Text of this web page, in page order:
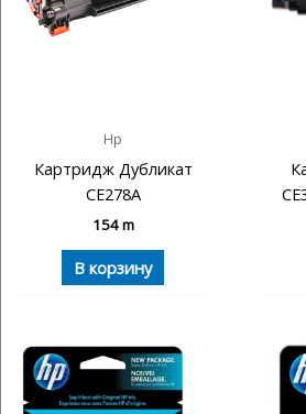
Hp
Картридж Дубликат
CE278A
154m
В корзину